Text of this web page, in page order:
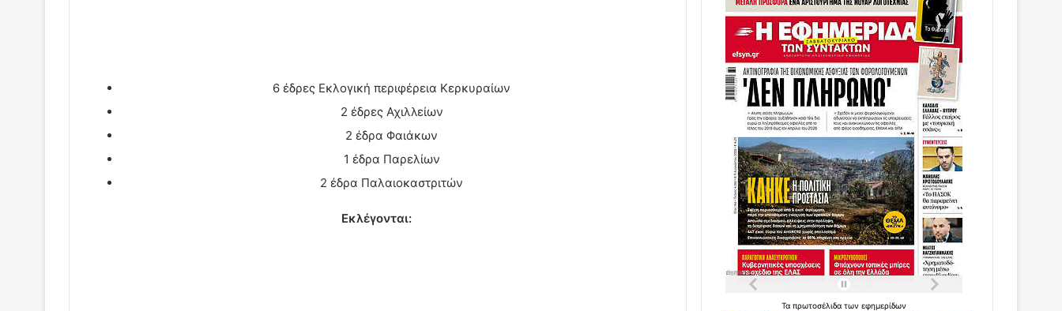
6 έδρες Εκλογική περιφέρεια Κερκυραίων
2 έδρες Αχιλλείων
2 έδρα Φαιάκων
1 έδρα Παρελίων
2 έδρα Παλαιοκαστριτών
Εκλέγονται:
Ταπρωτοσέλιδατωνεφημερίδων